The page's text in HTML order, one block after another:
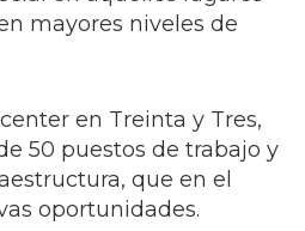
mayores niveles de
en Treinta y Tres,
50 puestos de trabajo y
que en el
oportunidades.